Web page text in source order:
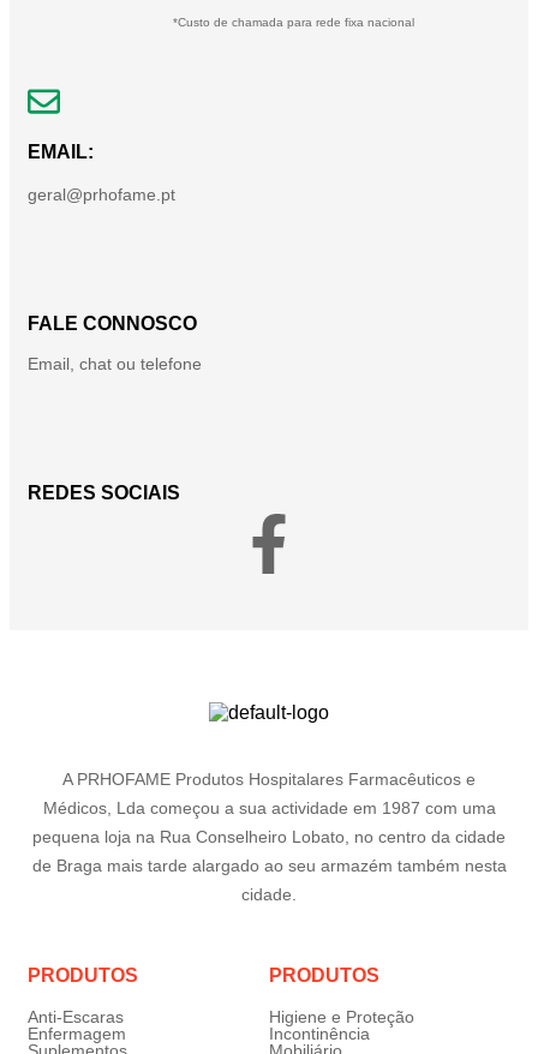
*Custo de chamada para rede fixa nacional
EMAIL:
geral@prhofame.pt
FALE CONNOSCO
Email, chat ou telefone
REDES SOCIAIS
A PRHOFAME Produtos Hospitalares Farmacêuticos e
Médicos, Lda começou a sua actividade em 1987 com uma
pequena loja na Rua Conselheiro Lobato, no centro da cidade
de Braga mais tarde alargado ao seu armazém também nesta
cidade.
PRODUTOS
Anti-Escaras
Enfermagem
PRODUTOS
Higiene e Proteção
Incontinência